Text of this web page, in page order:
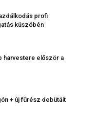
profi
küszöbén
harvestere először a
+ új fűrész debütált